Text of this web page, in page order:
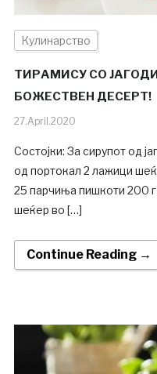
Кулинарство
ТИРАМИСУ СО
БОЖЕСТВЕН ДЕСЕРТ!
27.April.2020
Состојки: За сирупот од
од портокал 2 лажици
25 парчиња пишкоти 200
шеќер во […]
Continue Reading →